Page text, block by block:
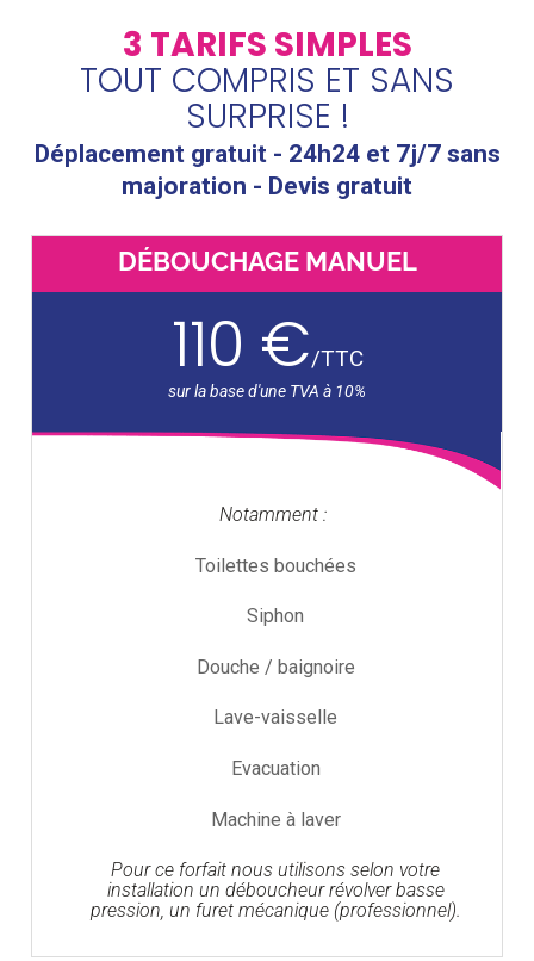
3 TARIFS SIMPLES
TOUT COMPRIS ET SANS
SURPRISE !
Déplacement gratuit - 24h24 et 7j/7 sans
majoration - Devis gratuit
DÉBOUCHAGE MANUEL
110 €/TTC
Notamment :
Toilettes bouchées
Siphon
Douche / baignoire
Lave-vaisselle
Evacuation
Machine à laver
Pour ce forfait nous utilisons selon votre
installation un déboucheur révolver basse
pression, un furet mécanique (professionnel).